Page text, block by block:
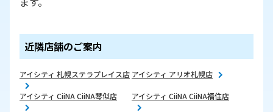
近隣店舗のご案内
アイシティ 札幌ステラプレイス店 アイシティ アリオ札幌店
アイシティ CiiNA CiiNA琴似店 アイシティ CiiNA CiiNA福住店